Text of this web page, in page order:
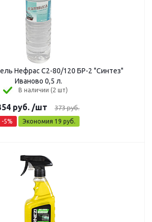
Нефрас С2-80/120 БР-2 "Синтез"
Иваново 0,5 л.
В наличии (2 шт)
руб. /шт 373руб.
-5% Экономия 19 руб.